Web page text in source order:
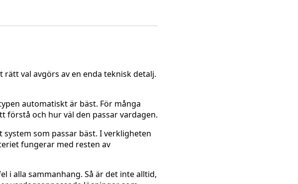
val avgörs av en enda teknisk detalj.
automatiskt är bäst. För många
förstå och hur väl den passar vardagen.
som passar bäst. I verkligheten
fungerar med resten av
i alla sammanhang. Så är det inte alltid,